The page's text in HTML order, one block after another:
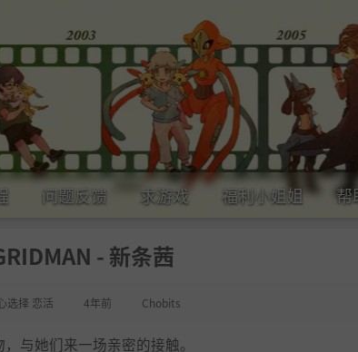
问题反馈 求游戏 福利小姐姐 帮
- 新条茜
选择 恋活 4年前 Chobits
与她们来一场亲密的接触。